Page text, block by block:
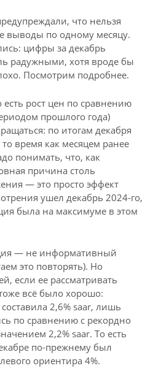
что нельзя
выводы по одному месяцу.
цифры за декабрь
радужными, хотя вроде бы
Посмотрим подробнее.
рост цен по сравнению
прошлого года)
по итогам декабря
время как месяцем ранее
понимать, что, как
причина столь
— это просто эффект
ушел декабрь 2024-го,
была на максимуме в этом
— не информативный
это повторять). Но
если ее рассматривать
всё было хорошо:
2,6% saar, лишь
по сравнению с рекордно
2,2% saar. То есть
по-прежнему был
ориентира 4%.